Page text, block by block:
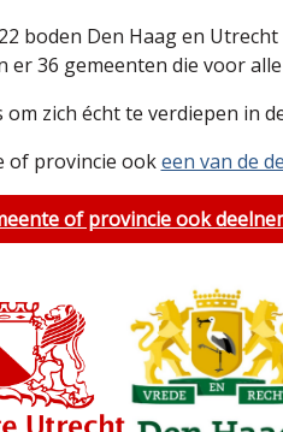
boden Den Haag en
er 36 gemeenten die voor
om zich écht te verdiepen in
of provincie ookeen van de
of provincie ook